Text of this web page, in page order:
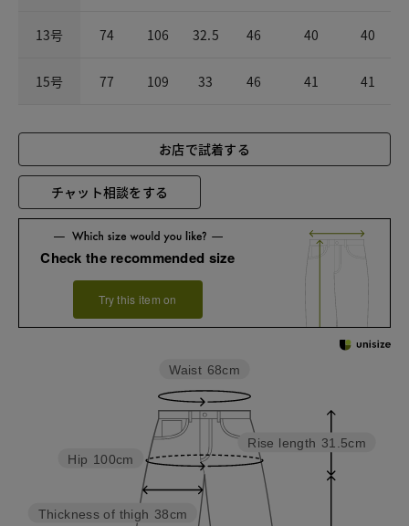
13号 74 106 32.5 46 40 40
15号 77 109 33 46 41 41
お店で試着する
チャット相談をする
Check the recommended size
Try this item on
Rise length 31.5cm
Thickness of thigh 38cm
Hip 100cm
Waist 68cm